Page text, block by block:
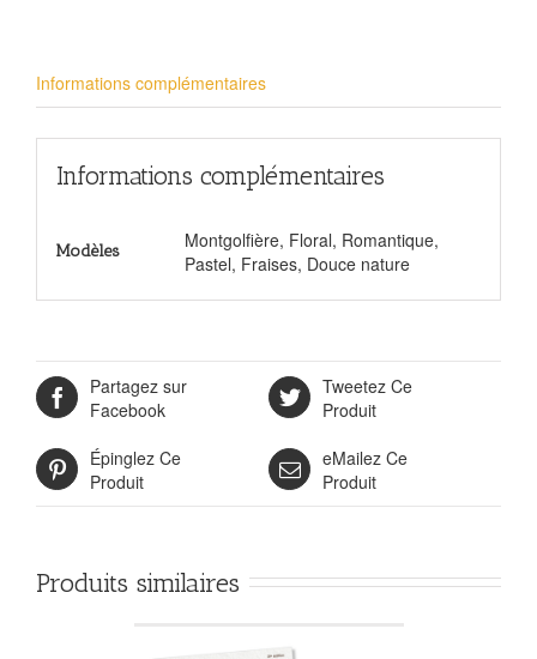
Informations complémentaires
Informations complémentaires
Modèles
Montgolfière, Floral, Romantique,
Pastel, Fraises, Douce nature
Partagez sur
Facebook
Tweetez Ce
Produit
Épinglez Ce
Produit
eMailez Ce
Produit
Produits similaires